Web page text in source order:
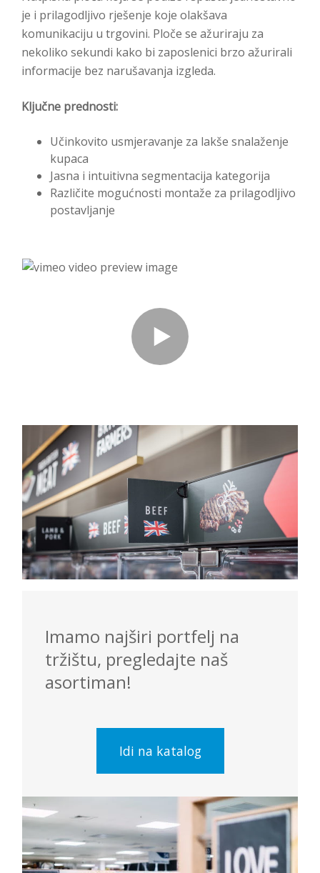
je i prilagodljivo rješenje koje olakšava
komunikaciju u trgovini. Ploče se ažuriraju za
nekoliko sekundi kako bi zaposlenici brzo ažurirali
informacije bez narušavanja izgleda.
Ključne prednosti:
Učinkovito usmjeravanje za lakše snalaženje
kupaca
Jasna i intuitivna segmentacija kategorija
Različite mogućnosti montaže za prilagodljivo
postavljanje
Imamo najširi portfelj na
tržištu, pregledajte naš
asortiman!
Idi na katalog